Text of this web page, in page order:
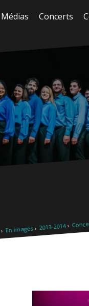
Médias Concerts
En images 2013-2014